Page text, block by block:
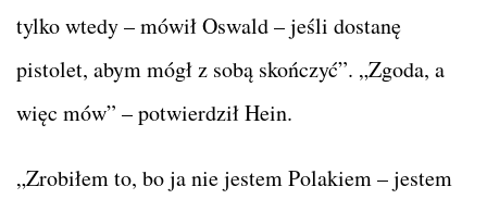
tylko wtedy – mówił Oswald – jeśli dostanę
pistolet, abym mógł z sobą skończyć”. „Zgoda, a
więc mów” – potwierdził Hein.
„Zrobiłem to, bo ja nie jestem Polakiem – jestem